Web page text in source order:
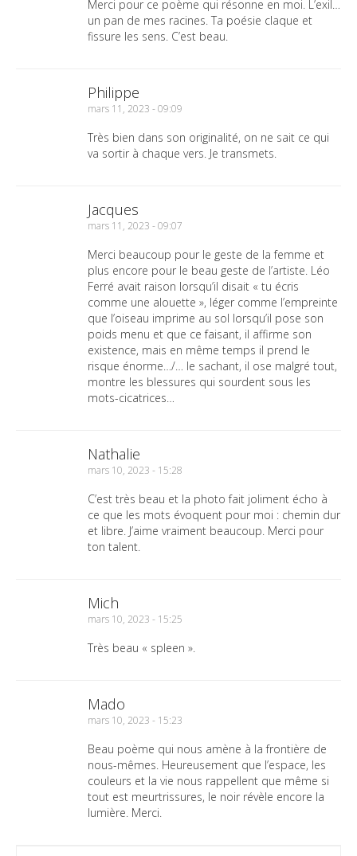
Merci pour ce poème qui résonne en moi. L’exil…
un pan de mes racines. Ta poésie claque et
fissure les sens. C’est beau.
Philippe
mars 11, 2023 - 09:09
Très bien dans son originalité, on ne sait ce qui
va sortir à chaque vers. Je transmets.
Jacques
mars 11, 2023 - 09:07
Merci beaucoup pour le geste de la femme et
plus encore pour le beau geste de l’artiste. Léo
Ferré avait raison lorsqu’il disait « tu écris
comme une alouette », léger comme l’empreinte
que l’oiseau imprime au sol lorsqu’il pose son
poids menu et que ce faisant, il affirme son
existence, mais en même temps il prend le
risque énorme…/… le sachant, il ose malgré tout,
montre les blessures qui sourdent sous les
mots-cicatrices…
Nathalie
mars 10, 2023 - 15:28
C’est très beau et la photo fait joliment écho à
ce que les mots évoquent pour moi : chemin dur
et libre. J’aime vraiment beaucoup. Merci pour
ton talent.
Mich
mars 10, 2023 - 15:25
Très beau « spleen ».
Mado
mars 10, 2023 - 15:23
Beau poème qui nous amène à la frontière de
nous-mêmes. Heureusement que l’espace, les
couleurs et la vie nous rappellent que même si
tout est meurtrissures, le noir révèle encore la
lumière. Merci.